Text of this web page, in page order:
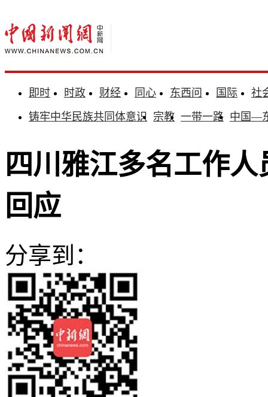
即时 时政 财经 同心 东西问 国际
社
铸牢中华民族共同体意识 宗教 一带一路 中国—
四川雅江多名工作
回应
分享到：